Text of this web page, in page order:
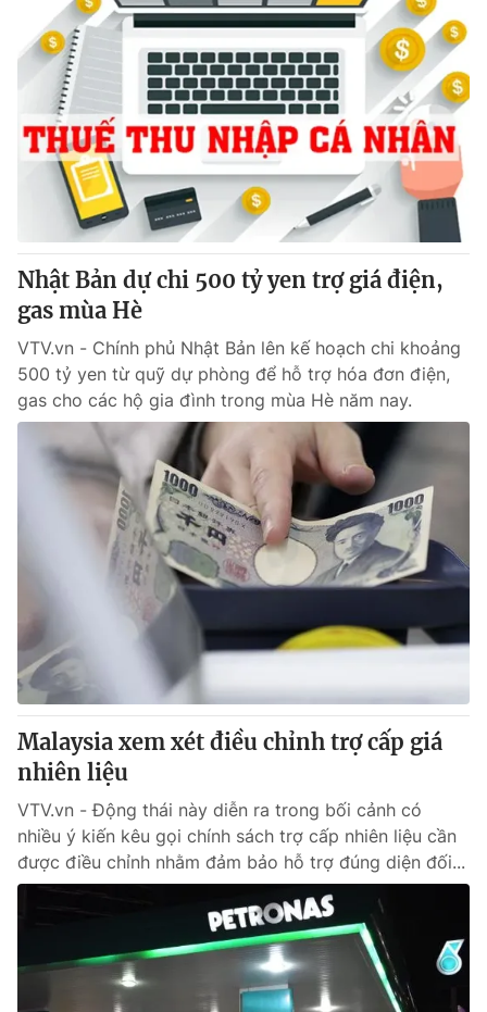
Nhật Bản dự chi 500 tỷ yen trợ giá điện,
gas mùa Hè
VTV.vn - Chính phủ Nhật Bản lên kế hoạch chi khoảng
500 tỷ yen từ quỹ dự phòng để hỗ trợ hóa đơn điện,
gas cho các hộ gia đình trong mùa Hè năm nay.
Malaysia xem xét điều chỉnh trợ cấp giá
nhiên liệu
VTV.vn - Động thái này diễn ra trong bối cảnh có
nhiều ý kiến kêu gọi chính sách trợ cấp nhiên liệu cần
được điều chỉnh nhằm đảm bảo hỗ trợ đúng diện đối...